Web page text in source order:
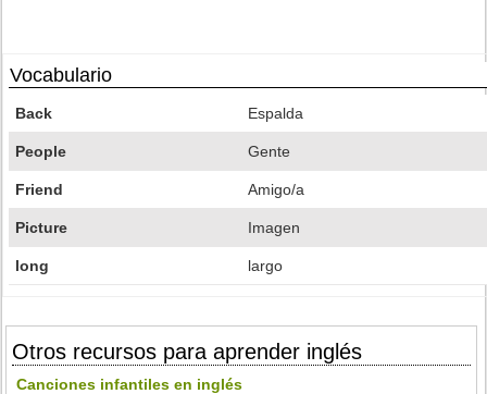
Vocabulario
Back Espalda
People Gente
Friend Amigo/a
Picture Imagen
long largo
Otros recursos para aprender inglés
Canciones infantiles en inglés